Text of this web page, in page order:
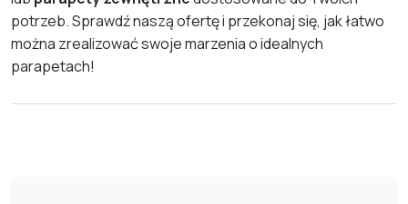
potrzeb. Sprawdź naszą ofertę i przekonaj się, jak łatwo
można zrealizować swoje marzenia o idealnych
parapetach!